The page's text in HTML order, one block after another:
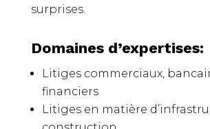
surprises.
Domaines d’expertises:
Litiges commerciaux,
financiers
Litiges en matière